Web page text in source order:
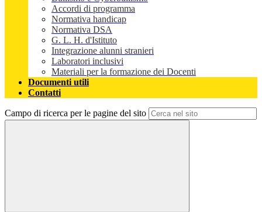
Accordi di programma
Normativa handicap
Normativa DSA
G. L. H. d'Istituto
Integrazione alunni stranieri
Laboratori inclusivi
Materiali per la formazione dei Docenti
Documenti utili
Contatti
Campo di ricerca per le pagine del sito